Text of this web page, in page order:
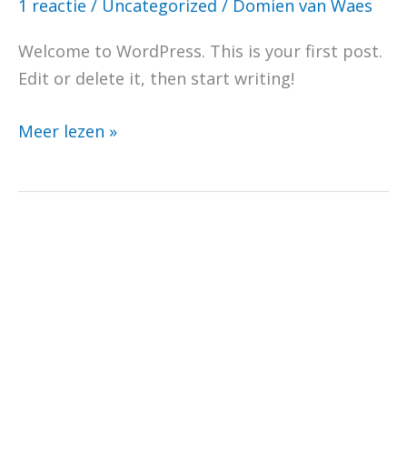
1 reactie / Uncategorized / Domien van Waes
Welcome to WordPress. This is your first post.
Edit or delete it, then start writing!
Meer lezen »